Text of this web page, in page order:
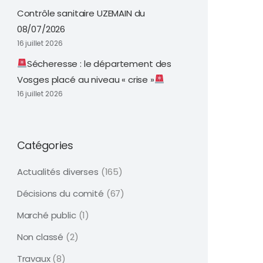
Contrôle sanitaire UZEMAIN du
08/07/2026
16 juillet 2026
Sécheresse : le département des
Vosges placé au niveau « crise »
16 juillet 2026
Catégories
Actualités diverses (165)
Décisions du comité (67)
Marché public(1)
Non classé (2)
Travaux(8)